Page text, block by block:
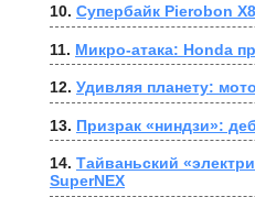
10. Супербайк Pierobon
11. Микро-атака: Honda
12. Удивляя планету:
13. Призрак «ниндзи»:
14. Тайваньский
SuperNEX